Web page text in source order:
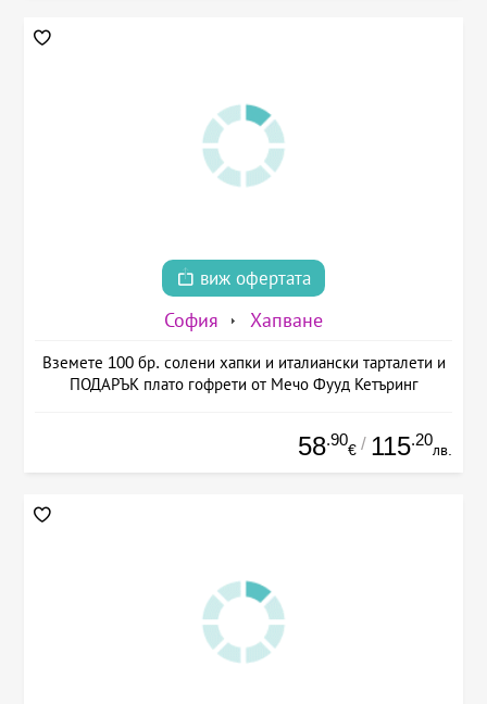
виж офертата
София Хапване
Вземете 100 бр. солени хапки и италиански тарталети и
ПОДАРЪК плато гофрети от Мечо Фууд Кетъринг
58.90
€ / 115.20
лв.